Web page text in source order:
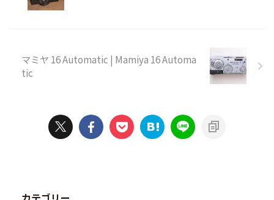
マミヤ 16 Automatic | Mamiya 16 Automa
tic